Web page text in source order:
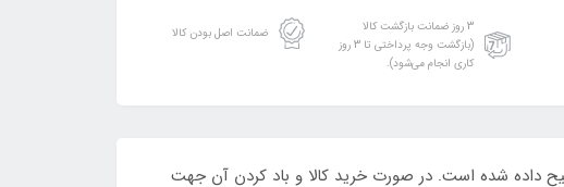
3 روز ضمانت بازگشت کالا
(بازگشت وجه پرداختی تا 3 روز
کاری انجام می‌شود).
ضمانت اصل بودن کالا
داده شده است. در صورت خرید کالا و باد کردن آن جهت